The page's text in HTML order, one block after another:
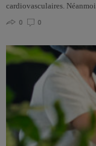
cardiovasculaires.
0
0